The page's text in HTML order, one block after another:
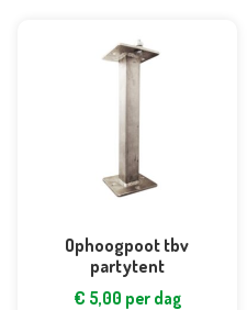
Ophoogpoot tbv
partytent
€ 5,00 per dag